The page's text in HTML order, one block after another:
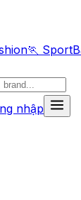
🏃 Sport
nhập